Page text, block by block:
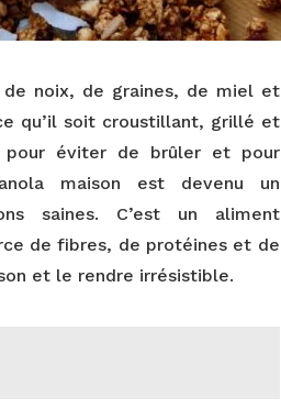
noix, de graines, de miel et
qu’il soit croustillant, grillé et
pour éviter de brûler et pour
maison est devenu un
saines. C’est un aliment
de fibres, de protéines et de
et le rendre irrésistible.